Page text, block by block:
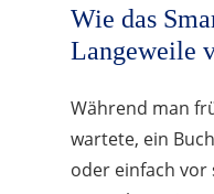
Wie das
Langeweile
Während man
wartete, ein
oder einfach